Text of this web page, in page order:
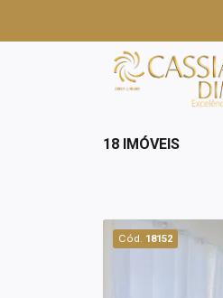
18 IMÓVEIS
Cód. 18152